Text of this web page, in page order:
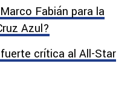
Fabián para la
Azul?
crítica al All-Star